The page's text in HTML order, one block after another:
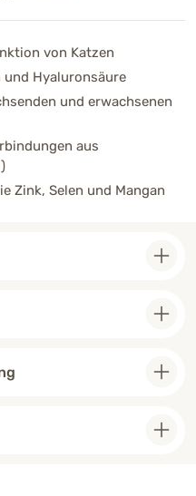
von Katzen
Hyaluronsäure
und erwachsenen
aus
Zink, Selen und Mangan